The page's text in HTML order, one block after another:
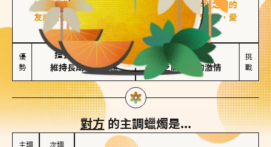
好友型的人喜歡分享生活中的點滴，重視與伴侶之間的
友誼和信任，穩定感是重要的關鍵詞。對他們來說，愛
情是心靈深處的共鳴和理解。
優
勢
擅長聆聽與溝通
維持長期穩定關係
不喜歡變化
缺乏關係中的激情
挑
戰
對方的主調蠟燭是...
主調 次調